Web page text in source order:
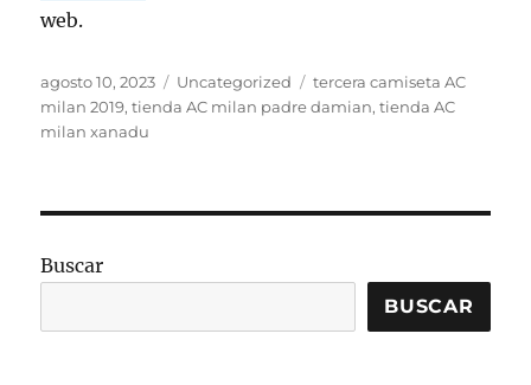
web.
Publicado
el
agosto 10, 2023 Categorías
Uncategorized Etiquetas
tercera camiseta AC
milan 2019,tienda AC milan padre damian,tienda AC
milan xanadu
Buscar
BUSCAR